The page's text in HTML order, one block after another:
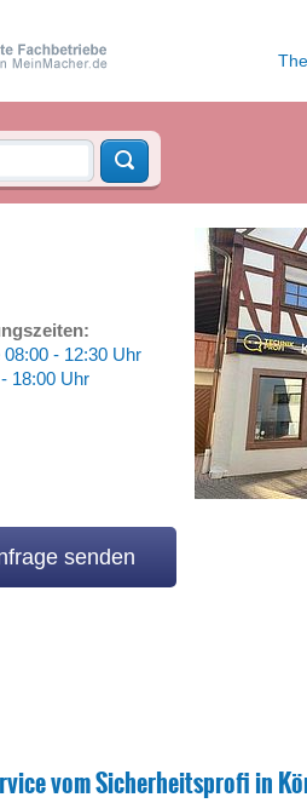
08:00 - 12:30 Uhr
18:00 Uhr
senden
vom Sicherheitsprofi in